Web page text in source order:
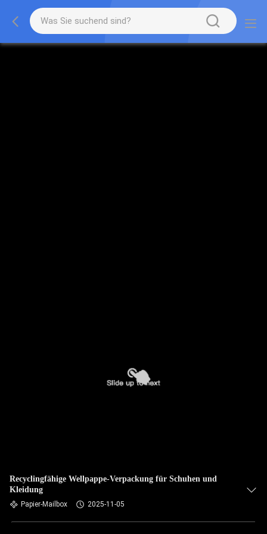
Recyclingfähige Wellpappe-Verpackung für Schuhen und
Kleidung
Papier-Mailbox 2025-11-05